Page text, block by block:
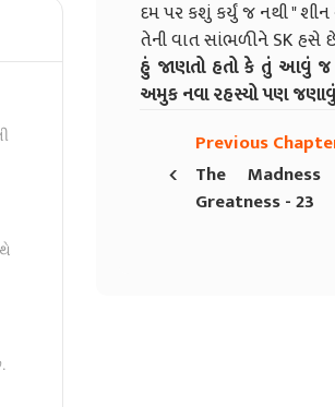
દમ પર કશું કર્યું જ નથી "
તેની વાત સાંભળીને SK
હું જાણતો હતો કે તું આવું
અમુક નવા રહસ્યો પણ જણાવું
‹
Previous
The Madness
Greatness - 23